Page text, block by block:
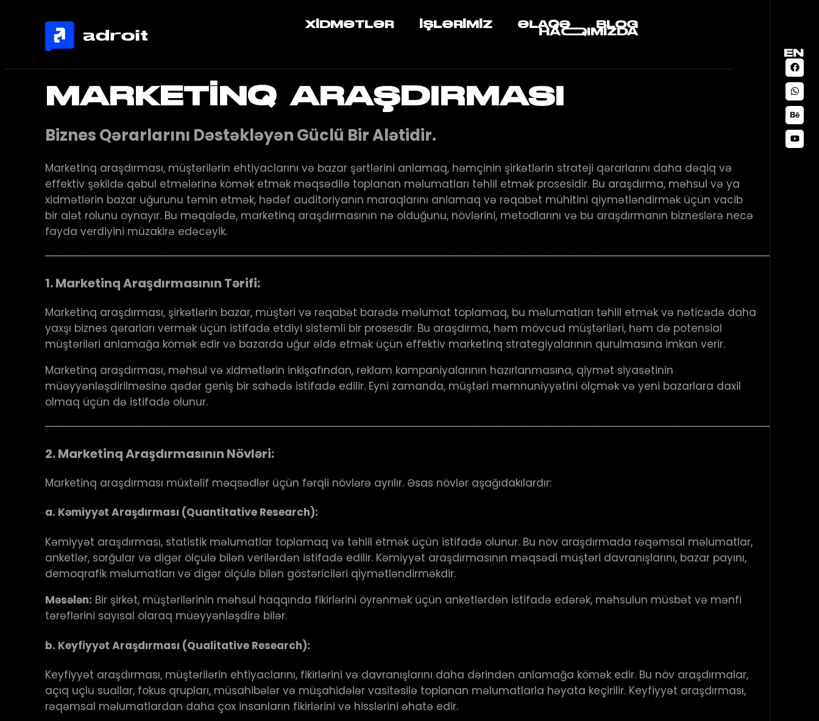
EN
XIDMƏTLƏR İŞLƏRIMIZ ƏLAQƏ BLOG
HAQQIMIZDA
MARKETINQ ARAŞDIRMASI
Biznes Qərarlarını Dəstəkləyən Güclü Bir Alətidir.
Marketinq araşdırması, müştərilərin ehtiyaclarını və bazar şərtlərini anlamaq, həmçinin şirkətlərin strateji qərarlarını daha dəqiq və
effektiv şəkildə qəbul etmələrinə kömək etmək məqsədilə toplanan məlumatları təhlil etmək prosesidir. Bu araşdırma, məhsul və ya
xidmətlərin bazar uğurunu təmin etmək, hədəf auditoriyanın maraqlarını anlamaq və rəqabət mühitini qiymətləndirmək üçün vacib
bir alət rolunu oynayır. Bu məqalədə, marketinq araşdırmasının nə olduğunu, növlərini, metodlarını və bu araşdırmanın bizneslərə necə
fayda verdiyini müzakirə edəcəyik.
1.Marketinq Araşdırmasının Tərifi:
Marketinq araşdırması, şirkətlərin bazar, müştəri və rəqabət barədə məlumat toplamaq, bu məlumatları təhlil etmək və nəticədə daha
yaxşı biznes qərarları vermək üçün istifadə etdiyi sistemli bir prosesdir. Bu araşdırma, həm mövcud müştəriləri, həm də potensial
müştəriləri anlamağa kömək edir və bazarda uğur əldə etmək üçün effektiv marketinq strategiyalarının qurulmasına imkan verir.
Marketinq araşdırması, məhsul və xidmətlərin inkişafından, reklam kampaniyalarının hazırlanmasına, qiymət siyasətinin
müəyyənləşdirilməsinə qədər geniş bir sahədə istifadə edilir. Eyni zamanda, müştəri məmnuniyyətini ölçmək və yeni bazarlara daxil
olmaq üçün də istifadə olunur.
2.Marketinq Araşdırmasının Növləri:
Marketinq araşdırması müxtəlif məqsədlər üçün fərqli növlərə ayrılır. Əsas növlər aşağıdakılardır:
a. Kəmiyyət Araşdırması (Quantitative Research):
Kəmiyyət araşdırması, statistik məlumatlar toplamaq və təhlil etmək üçün istifadə olunur. Bu növ araşdırmada rəqəmsal məlumatlar,
anketlər, sorğular və digər ölçülə bilən verilərdən istifadə edilir. Kəmiyyət araşdırmasının məqsədi müştəri davranışlarını, bazar payını,
demoqrafik məlumatları və digər ölçülə bilən göstəriciləri qiymətləndirməkdir.
Məsələn: Bir şirkət, müştərilərinin məhsul haqqında fikirlərini öyrənmək üçün anketlərdən istifadə edərək, məhsulun müsbət və mənfi
tərəflərini sayısal olaraq müəyyənləşdirə bilər.
b. Keyfiyyət Araşdırması (Qualitative Research):
Keyfiyyət araşdırması, müştərilərin ehtiyaclarını, fikirlərini və davranışlarını daha dərindən anlamağa kömək edir. Bu növ araşdırmalar,
açıq uçlu suallar, fokus qrupları, müsahibələr və müşahidələr vasitəsilə toplanan məlumatlarla həyata keçirilir. Keyfiyyət araşdırması,
rəqəmsal məlumatlardan daha çox insanların fikirlərini və hisslərini əhatə edir.